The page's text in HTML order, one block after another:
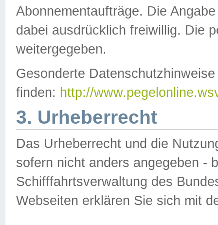
Abonnementaufträge. Die
dabei ausdrücklich freiwillig. Die
weitergegeben.
Gesonderte
finden: http://
3. Urheberrecht
Das Urheberrecht und die
sofern nicht anders angegeben -
Schifffahrtsverwaltung des
Webseiten erklären Sie sich mit